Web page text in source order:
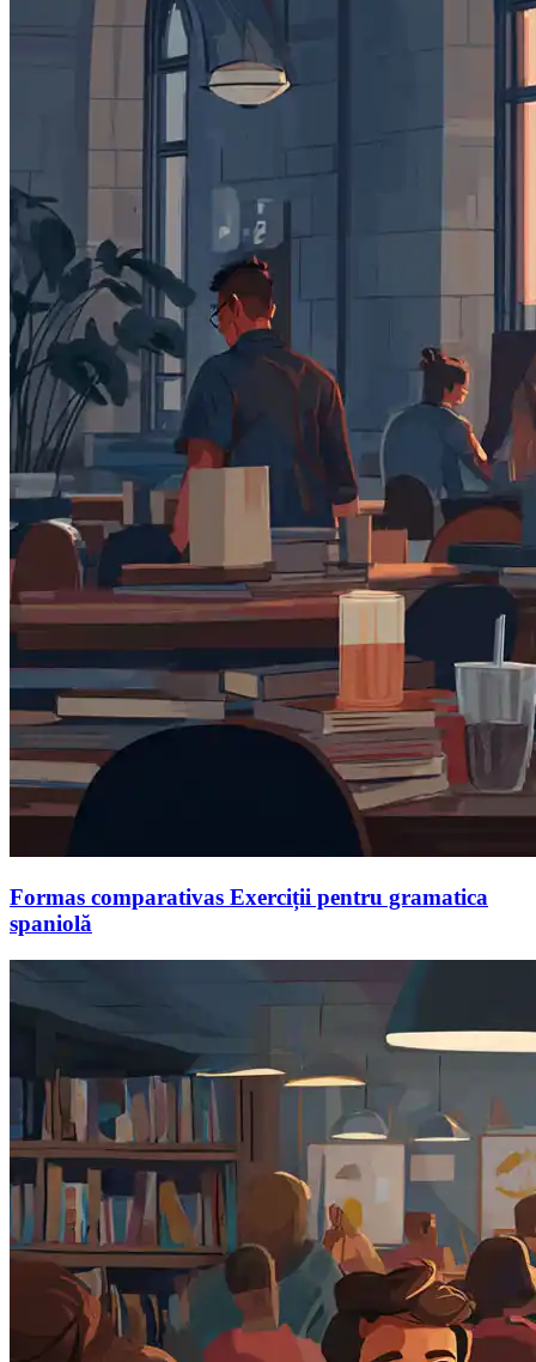
Formas comparativas Exerciții pentru gramatica
spaniolă